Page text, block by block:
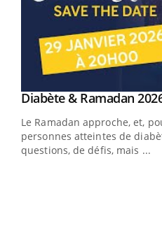
Youtube
Diabète & Ramadan
Le Ramadan approche, et,
personnes atteintes de
questions, de défis, mais ...